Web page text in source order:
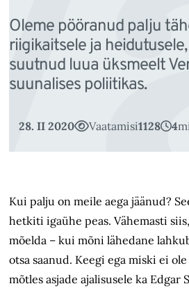
Oleme pööranud palju
riigikaitsele ja
suutnud luua üksmeelt
suunalises poliitikas.
28. II 2020 Vaatamisi1128 4
Kui palju on meile aega jäänud?
hetkiti igaühe peas. Vähemasti
mõelda – kui mõni lähedane
otsa saanud. Keegi ega miski ei
mõtles asjade ajalisusele ka Edgar